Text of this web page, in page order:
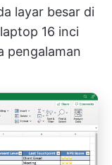
layar besar di
16 inci
pengalaman